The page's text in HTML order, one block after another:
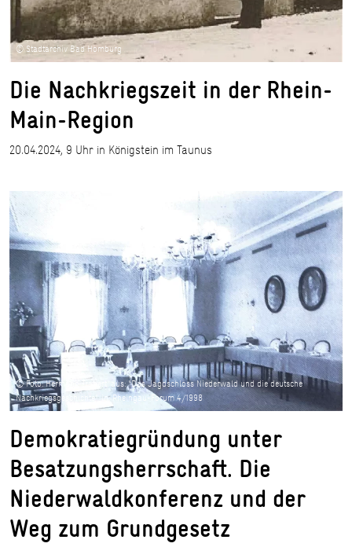
© Stadtarchiv Bad Homburg
Die Nachkriegszeit in der Rhein-
Main-Region
20.04.2024, 9 Uhr in Königstein im Taunus
© Foto: Hermann Trabert, aus: "Das Jagdschloss Niederwald und die deutsche
Nachkriegsgeschichte", in: Rheingau-Forum 4/1998
Demokratiegründung unter
Besatzungsherrschaft. Die
Niederwaldkonferenz und der
Weg zum Grundgesetz